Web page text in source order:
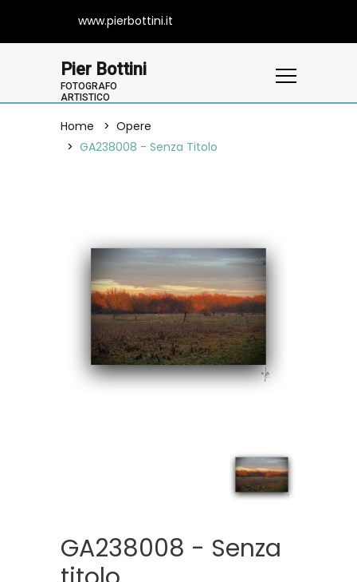
www.pierbottini.it
Pier Bottini
FOTOGRAFO
ARTISTICO
Home
Opere
GA238008 - Senza Titolo
GA238008 - Senza